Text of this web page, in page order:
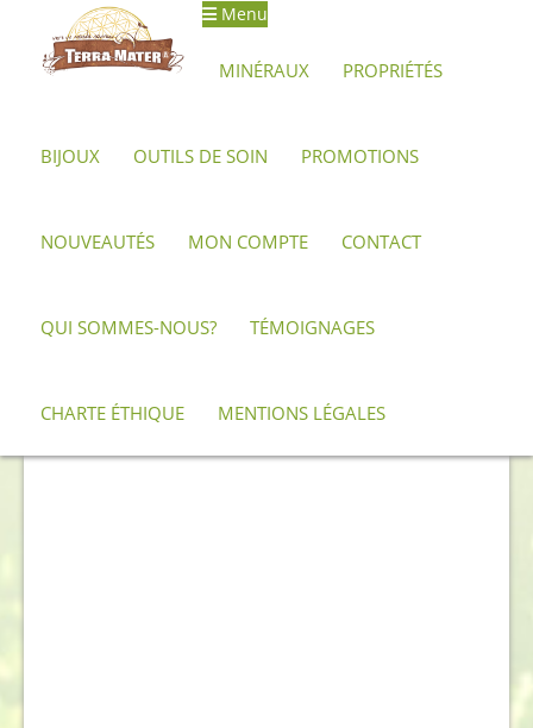
Aller
Aller
au
Menu
MINÉRAUX PROPRIÉTÉS
BIJOUX OUTILS DE SOIN PROMOTIONS
NOUVEAUTÉS MON COMPTE CONTACT
QUI SOMMES-NOUS? TÉMOIGNAGES
CHARTE ÉTHIQUE MENTIONS LÉGALES
Accueil Archives Pyrite dollar